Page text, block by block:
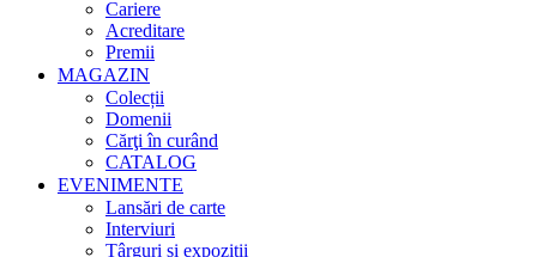
Cariere
Acreditare
Premii
MAGAZIN
Colecții
Domenii
Cărţi în curând
CATALOG
EVENIMENTE
Lansări de carte
Interviuri
Târguri și expoziții